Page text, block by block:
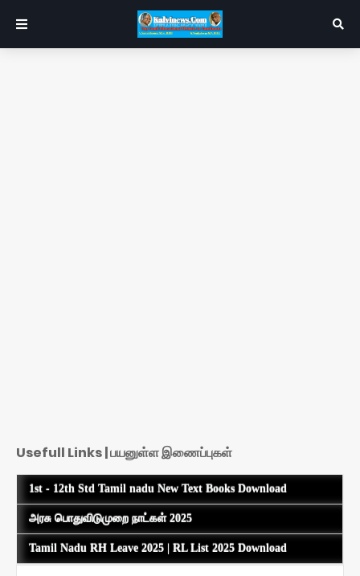
Usefull Links | பயனுள்ள இணைப்புகள்
1st - 12th Std Tamil nadu New Text Books Download
அரசு பொதுவிடுமுறை நாட்கள் 2025
Tamil Nadu RH Leave 2025 | RL List 2025 Download